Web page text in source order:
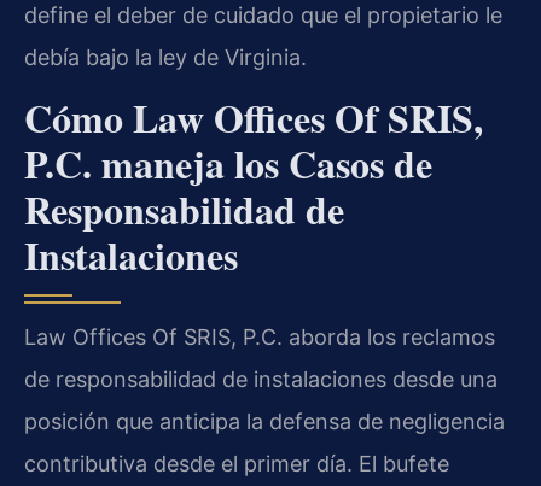
define el deber de cuidado que el propietario le
debía bajo la ley de Virginia.
Cómo Law Offices Of SRIS,
P.C. maneja los Casos de
Responsabilidad de
Instalaciones
Law Offices Of SRIS, P.C. aborda los reclamos
de responsabilidad de instalaciones desde una
posición que anticipa la defensa de negligencia
contributiva desde el primer día. El bufete